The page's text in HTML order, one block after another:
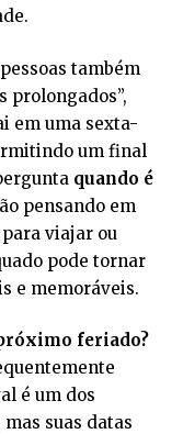
também
prolongados”,
em uma sexta-
um final
quando é
pensando em
viajar ou
pode tornar
e memoráveis.
feriado?
é um dos
suas datas